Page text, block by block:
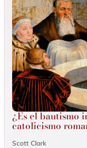
¿Es el bautismo
catolicismo
Scott Clark